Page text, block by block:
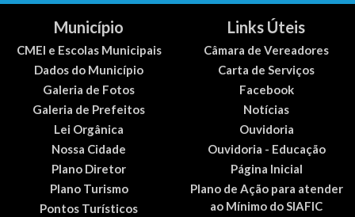
Município
CMEI e Escolas Municipais
Dados do Município
Galeria de Fotos
Galeria de Prefeitos
Lei Orgânica
Nossa Cidade
Plano Diretor
Plano Turismo
Pontos Turísticos
Links Úteis
Câmara de Vereadores
Carta de Serviços
Facebook
Notícias
Ouvidoria
Ouvidoria - Educação
Página Inicial
Plano de Ação para atender
ao Mínimo do SIAFIC